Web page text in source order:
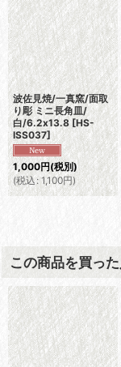
波佐見焼/一真窯/面取
り彫 ミニ長角皿/
白/6.2x13.8 [HS-
ISS037]
1,000円(税別)
(税込: 1,100円)
この商品を買っ